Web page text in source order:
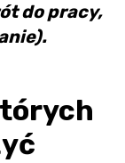
do pracy,